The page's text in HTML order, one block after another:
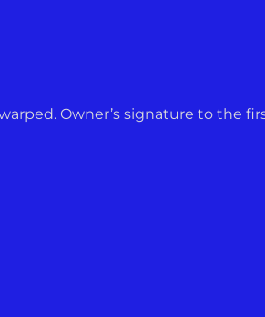
Owner’s signature to the